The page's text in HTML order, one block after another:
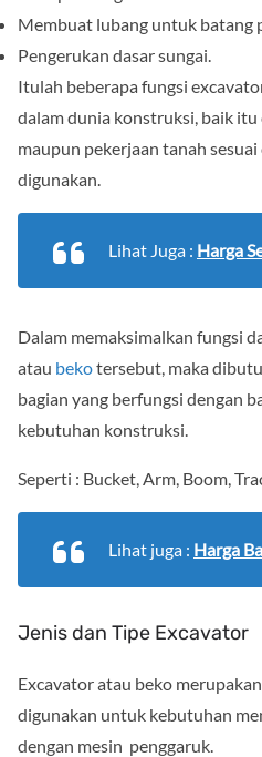
Membuat lubang untuk batang
Pengerukan dasar sungai.
Itulah beberapa fungsi
dalam dunia konstruksi, baik itu
maupun pekerjaan tanah
digunakan.
Lihat Juga : Harga
Dalam memaksimalkan fungsi
atau bekotersebut, maka
bagian yang berfungsi dengan
kebutuhan konstruksi.
Seperti : Bucket, Arm, Boom,
Lihat juga : Harga
Jenis dan Tipe Excavator
Excavator atau beko
digunakan untuk kebutuhan
dengan mesin penggaruk.